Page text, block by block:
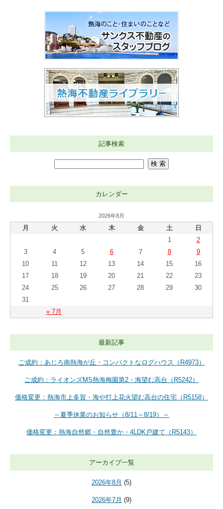
記事検索
カレンダー
2026年8月
月 火 水 木 金 土 日
« 7月
1
2
3
4 5 6 7 8
9
10
11 12 13 14 15
16
17
18 19 20 21 22
23
24
25 26 27 28 29
30
31
最新記事
ご成約：あじろ南熱海が丘・コンパクトなログハウス（R4973）
ご成約：ライオンズMS熱海梅園第2・海望む高台（R5242）
価格変更：熱海市上多賀・海や打上花火望む高台の住宅（R5158）
～夏季休業のお知らせ（8/11～8/19）～
価格変更：熱海自然郷・自然豊か・4LDK戸建て（R5143）
アーカイブ一覧
2026年8月 (5)
2026年7月 (9)